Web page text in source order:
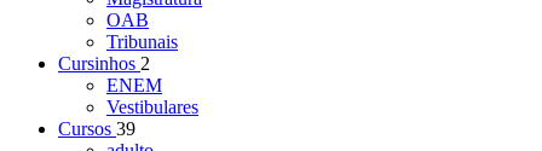
OAB
Tribunais
Cursinhos 2
ENEM
Vestibulares
Cursos 39